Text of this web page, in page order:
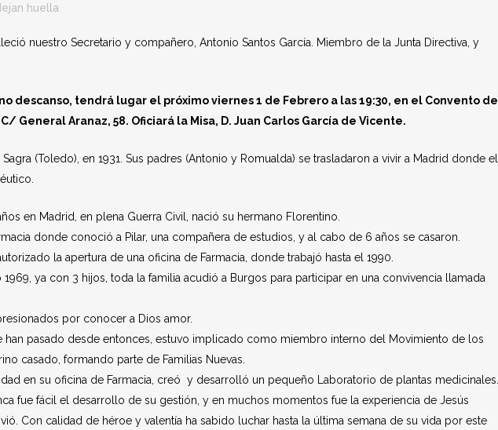
huella
nuestro Secretario y compañero, Antonio Santos García. Miembro de la Junta Directiva, y
descanso, tendrá lugar el próximo viernes 1 de Febrero a las 19:30, en el Convento de
General Aranaz, 58. Oficiará la Misa, D. Juan Carlos García de Vicente.
(Toledo), en 1931. Sus padres (Antonio y Romualda) se trasladaron a vivir a Madrid donde el
en Madrid, en plena Guerra Civil, nació su hermano Florentino.
donde conoció a Pilar, una compañera de estudios, y al cabo de 6 años se casaron.
la apertura de una oficina de Farmacia, donde trabajó hasta el 1990.
1969, ya con 3 hijos, toda la familia acudió a Burgos para participar en una convivencia llamada
por conocer a Dios amor.
han pasado desde entonces, estuvo implicado como miembro interno del Movimiento de los
casado, formando parte de Familias Nuevas.
en su oficina de Farmacia, creó y desarrolló un pequeño Laboratorio de plantas medicinales.
fue fácil el desarrollo de su gestión, y en muchos momentos fue la experiencia de Jesús
Con calidad de héroe y valentía ha sabido luchar hasta la última semana de su vida por este